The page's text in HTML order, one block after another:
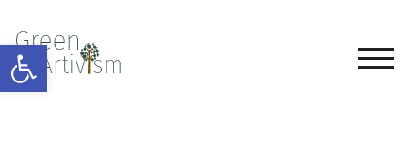
Open toolbar